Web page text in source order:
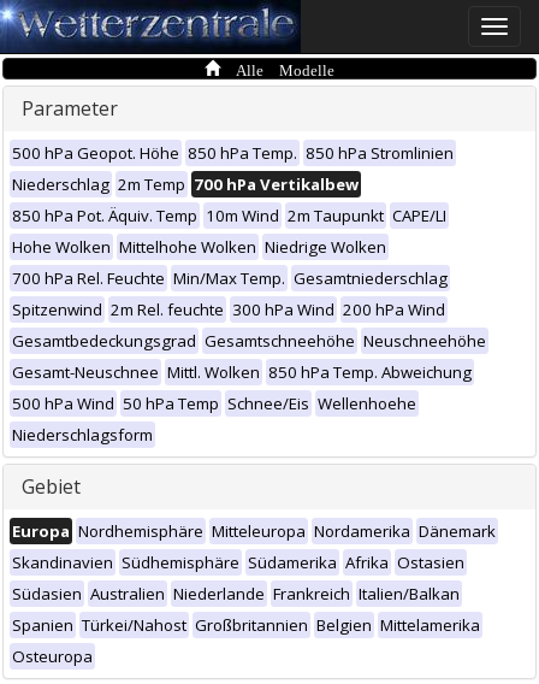
Toggle
Alle Modelle
Parameter
500 hPa Geopot. Höhe 850 hPa Temp. 850 hPa Stromlinien
Niederschlag 2m Temp 700 hPa Vertikalbew
850 hPa Pot. Äquiv. Temp 10m Wind 2m Taupunkt CAPE/LI
Hohe Wolken Mittelhohe Wolken Niedrige Wolken
700 hPa Rel. Feuchte Min/Max Temp. Gesamtniederschlag
Spitzenwind 2m Rel. feuchte 300 hPa Wind 200 hPa Wind
Gesamtbedeckungsgrad Gesamtschneehöhe Neuschneehöhe
Gesamt-Neuschnee Mittl. Wolken 850 hPa Temp. Abweichung
500 hPa Wind 50 hPa Temp Schnee/Eis Wellenhoehe
Niederschlagsform
Gebiet
Europa Nordhemisphäre Mitteleuropa Nordamerika Dänemark
Skandinavien Südhemisphäre Südamerika Afrika Ostasien
Südasien Australien Niederlande Frankreich Italien/Balkan
Spanien Türkei/Nahost Großbritannien Belgien Mittelamerika
Osteuropa